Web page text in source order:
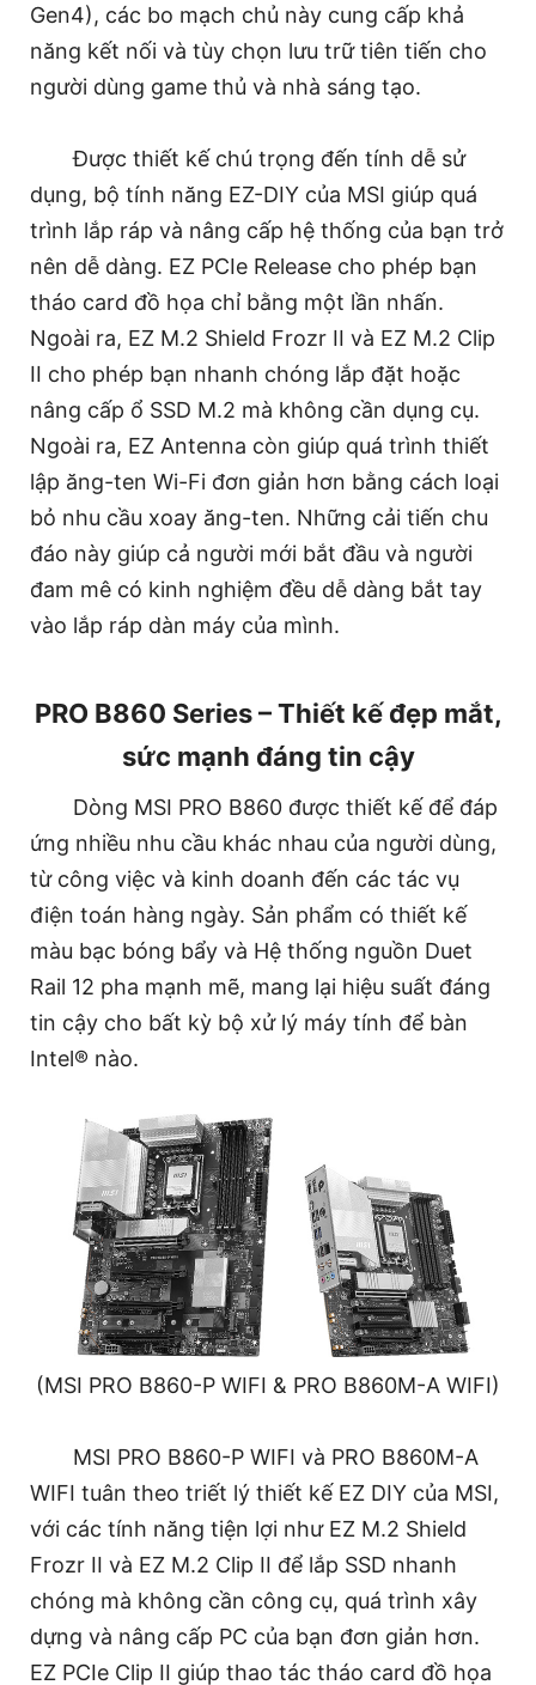
Gen4), các bo mạch chủ này cung cấp khả
năng kết nối và tùy chọn lưu trữ tiên tiến cho
người dùng game thủ và nhà sáng tạo.
Được thiết kế chú trọng đến tính dễ sử
dụng, bộ tính năng EZ-DIY của MSI giúp quá
trình lắp ráp và nâng cấp hệ thống của bạn trở
nên dễ dàng. EZ PCIe Release cho phép bạn
tháo card đồ họa chỉ bằng một lần nhấn.
Ngoài ra, EZ M.2 Shield Frozr II và EZ M.2 Clip
II cho phép bạn nhanh chóng lắp đặt hoặc
nâng cấp ổ SSD M.2 mà không cần dụng cụ.
Ngoài ra, EZ Antenna còn giúp quá trình thiết
lập ăng-ten Wi-Fi đơn giản hơn bằng cách loại
bỏ nhu cầu xoay ăng-ten. Những cải tiến chu
đáo này giúp cả người mới bắt đầu và người
đam mê có kinh nghiệm đều dễ dàng bắt tay
vào lắp ráp dàn máy của mình.
PRO B860 Series – Thiết kế đẹp mắt,
sức mạnh đáng tin cậy
Dòng MSI PRO B860 được thiết kế để đáp
ứng nhiều nhu cầu khác nhau của người dùng,
từ công việc và kinh doanh đến các tác vụ
điện toán hàng ngày. Sản phẩm có thiết kế
màu bạc bóng bẩy và Hệ thống nguồn Duet
Rail 12 pha mạnh mẽ, mang lại hiệu suất đáng
tin cậy cho bất kỳ bộ xử lý máy tính để bàn
Intel® nào.
(MSI PRO B860-P WIFI & PRO B860M-A WIFI)
MSI PRO B860-P WIFI và PRO B860M-A
WIFI tuân theo triết lý thiết kế EZ DIY của MSI,
với các tính năng tiện lợi như EZ M.2 Shield
Frozr II và EZ M.2 Clip II để lắp SSD nhanh
chóng mà không cần công cụ, quá trình xây
dựng và nâng cấp PC của bạn đơn giản hơn.
EZ PCIe Clip II giúp thao tác tháo card đồ họa